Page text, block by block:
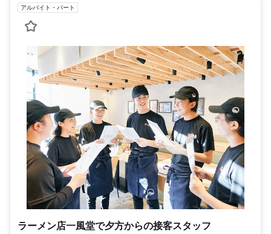
アルバイト・パート
ラーメン店一風堂で夕方からの接客スタッフ